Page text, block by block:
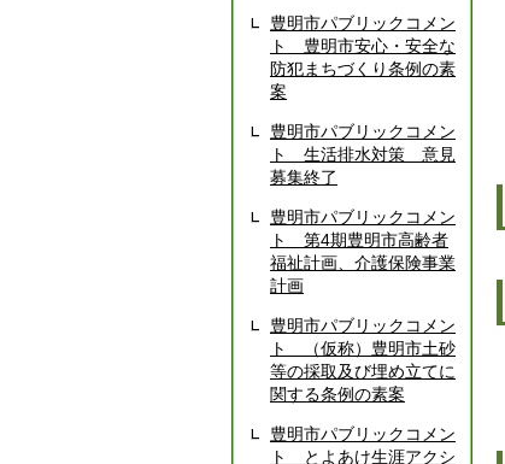
豊明市パブリックコメン
ト 豊明市安心・安全な
防犯まちづくり条例の素
案
豊明市パブリックコメン
ト 生活排水対策 意見
募集終了
豊明市パブリックコメン
ト 第4期豊明市高齢者
福祉計画、介護保険事業
計画
豊明市パブリックコメン
ト （仮称）豊明市土砂
等の採取及び埋め立てに
関する条例の素案
豊明市パブリックコメン
ト とよあけ生涯アクシ